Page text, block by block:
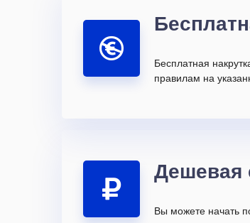
Бесплатная
правилам на
Дешевая
Вы можете начать